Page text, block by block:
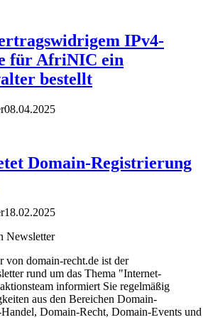
IPv4-
für AfriNIC ein
bestellt
08.04.2025
Domain-Registrierung
18.02.2025
Newsletter
von domain-recht.de ist der
rund um das Thema "Internet-
informiert Sie regelmäßig
aus den Bereichen Domain-
Domain-Recht, Domain-Events und